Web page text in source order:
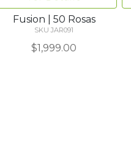
Fusion | 50 Rosas
SKU JAR091
$1,999.00